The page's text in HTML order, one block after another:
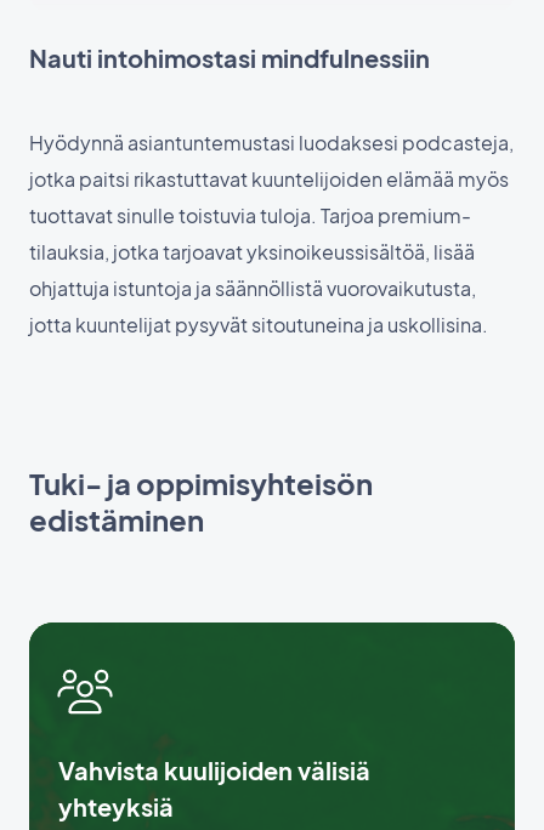
Nauti intohimostasi mindfulnessiin
Hyödynnä asiantuntemustasi luodaksesi podcasteja,
jotka paitsi rikastuttavat kuuntelijoiden elämää myös
tuottavat sinulle toistuvia tuloja. Tarjoa premium-
tilauksia, jotka tarjoavat yksinoikeussisältöä, lisää
ohjattuja istuntoja ja säännöllistä vuorovaikutusta,
jotta kuuntelijat pysyvät sitoutuneina ja uskollisina.
Tuki- ja oppimisyhteisön
edistäminen
Vahvista kuulijoiden välisiä
yhteyksiä